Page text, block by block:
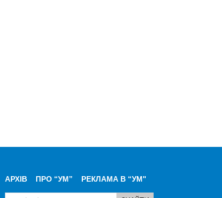
АРХІВ ПРО “УМ” РЕКЛАМА В “УМ"